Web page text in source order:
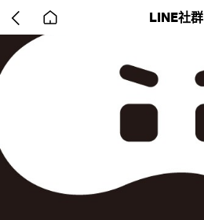
back LINE社群